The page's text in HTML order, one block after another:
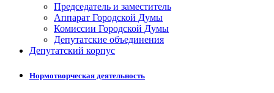
Председатель и заместитель
Аппарат Городской Думы
Комиссии Городской Думы
Депутатские объединения
Депутатский корпус
Нормотворческая деятельность